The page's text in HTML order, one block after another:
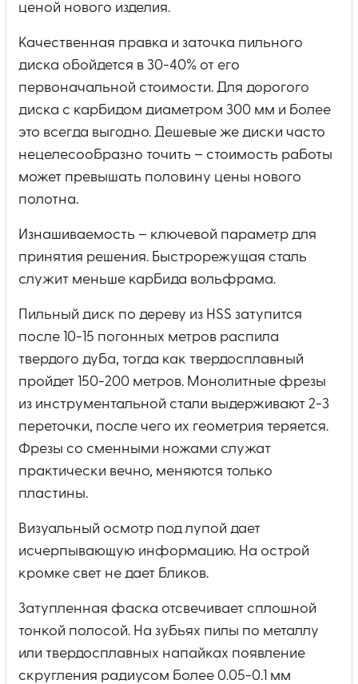
ценой нового изделия.
Качественная правка и заточка пильного
диска обойдется в 30-40% от его
первоначальной стоимости. Для дорогого
диска с карбидом диаметром 300 мм и более
это всегда выгодно. Дешевые же диски часто
нецелесообразно точить – стоимость работы
может превышать половину цены нового
полотна.
Изнашиваемость – ключевой параметр для
принятия решения. Быстрорежущая сталь
служит меньше карбида вольфрама.
Пильный диск по дереву из HSS затупится
после 10-15 погонных метров распила
твердого дуба, тогда как твердосплавный
пройдет 150-200 метров. Монолитные фрезы
из инструментальной стали выдерживают 2-3
переточки, после чего их геометрия теряется.
Фрезы со сменными ножами служат
практически вечно, меняются только
пластины.
Визуальный осмотр под лупой дает
исчерпывающую информацию. На острой
кромке свет не дает бликов.
Затупленная фаска отсвечивает сплошной
тонкой полосой. На зубьях пилы по металлу
или твердосплавных напайках появление
скругления радиусом более 0.05-0.1 мм